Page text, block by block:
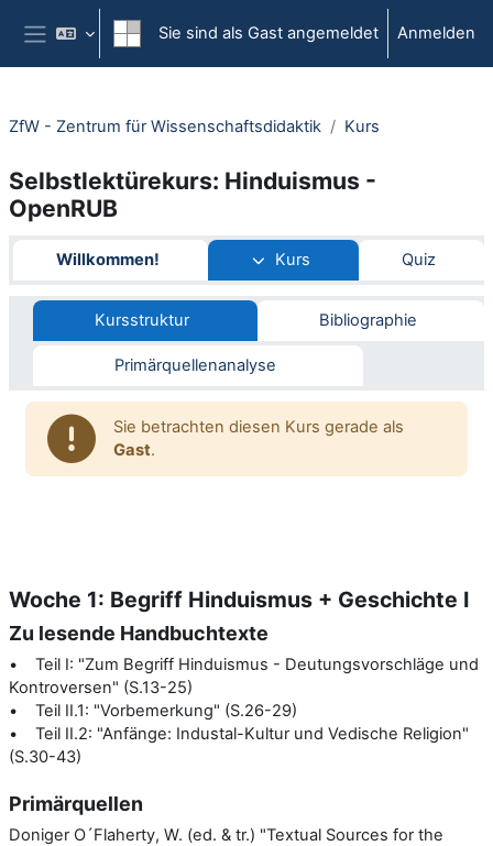
Zum Hauptinhalt
Website-Übersicht
Sie sind als Gast angemeldet Anmelden
ZfW - Zentrum für Wissenschaftsdidaktik Kurs
Selbstlektürekurs: Hinduismus -
OpenRUB
Abschnittsübersicht
Willkommen! Kurs Quiz
Kursstruktur Bibliographie
Primärquellenanalyse
Sie betrachten diesen Kurs gerade als
Gast.
Woche 1: Begriff Hinduismus + Geschichte I
Zu lesende Handbuchtexte
• Teil I: "Zum Begriff Hinduismus - Deutungsvorschläge und
Kontroversen" (S.13-25)
• Teil II.1: "Vorbemerkung" (S.26-29)
• Teil II.2: "Anfänge: Industal-Kultur und Vedische Religion"
(S.30-43)
Primärquellen
Doniger O´Flaherty, W. (ed. & tr.) "Textual Sources for the